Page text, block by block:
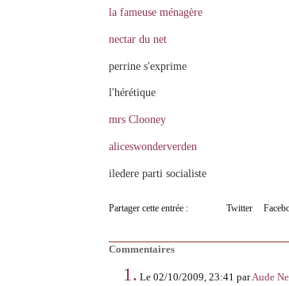
la fameuse ménagère
nectar du net
perrine s'exprime
l'hérétique
mrs Clooney
aliceswonderverden
iledere parti socialiste
Partager cette entrée : Twitter
Commentaires
1. Le 02/10/2009, 23:41 parAude